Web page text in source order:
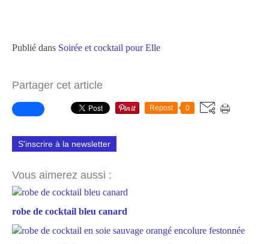
Publié dans Soirée et cocktail pour Elle
Partager cet article
Repost 0
S'inscrire à la newsletter
Vous aimerez aussi :
robe de cocktail bleu canard